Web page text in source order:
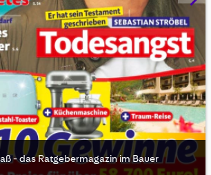
- das Ratgebermagazin im Bauer